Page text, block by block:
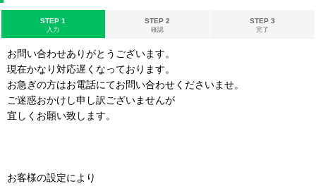
STEP 1
入力
STEP 2
確認
STEP 3
完了
お問い合わせありがとうございます。
現在かなり対応遅くなっております。
お急ぎの方はお電話にてお問い合わせくださいませ。
ご迷惑おかけし申し訳ございませんが
宜しくお願い致します。
お客様の設定により